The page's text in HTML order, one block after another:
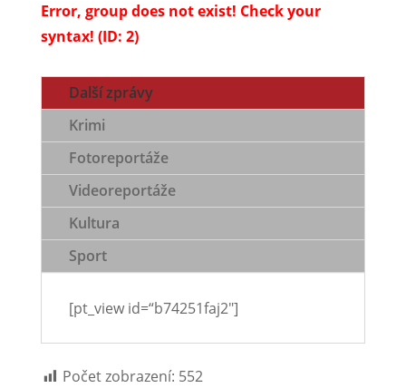
Error, group does not exist! Check your
syntax! (ID: 2)
Další zprávy
Krimi
Fotoreportáže
Videoreportáže
Kultura
Sport
[pt_view id=“b74251faj2″]
Počet zobrazení: 552